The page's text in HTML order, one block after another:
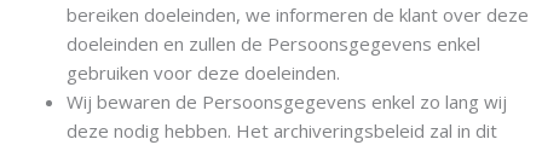
bereiken doeleinden, we informeren de klant over deze
doeleinden en zullen de Persoonsgegevens enkel
gebruiken voor deze doeleinden.
Wij bewaren de Persoonsgegevens enkel zo lang wij
deze nodig hebben. Het archiveringsbeleid zal in dit